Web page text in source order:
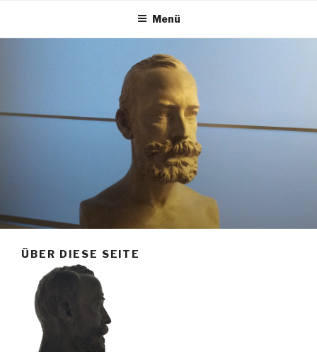
Menü
ÜBER DIESE SEITE